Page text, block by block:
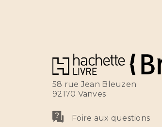
58 rue Jean Bleuzen
92170 Vanves
Foire aux questions